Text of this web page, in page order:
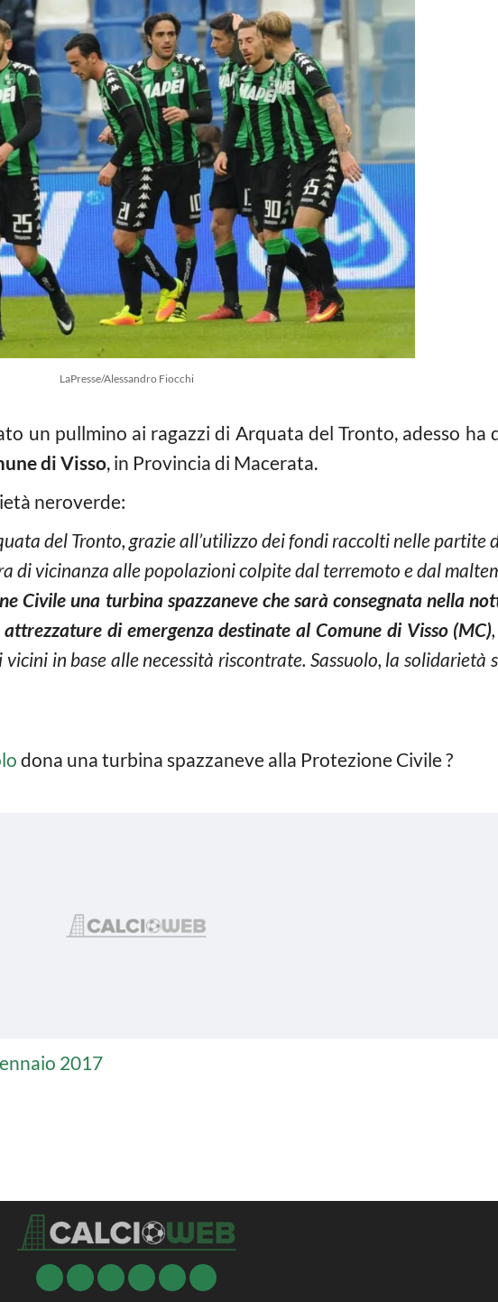
LaPresse/Alessandro Fiocchi
un pullmino ai ragazzi di Arquata del Tronto, adesso ha
di Visso, in Provincia di Macerata.
neroverde:
del Tronto, grazie all’utilizzo dei fondi raccolti nelle partite
di vicinanza alle popolazioni colpite dal terremoto e dal
Civile una turbina spazzaneve che sarà consegnata nella
di emergenza destinate al Comune di Visso (MC)
in base alle necessità riscontrate. Sassuolo, la solidarietà
dona una turbina spazzaneve alla Protezione Civile ?
2017